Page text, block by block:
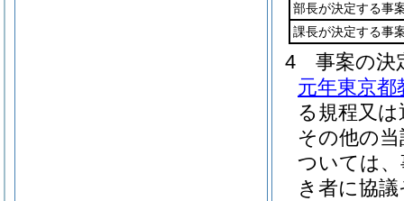
部長が決定する事
課長が決定する事
4
事案の決
元年東京都
る規程又は
その他の
ついては
き者に協